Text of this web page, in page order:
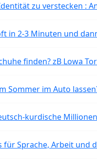
zu verstecken :
in 2-3 Minuten und
finden? zB Lowa
Sommer im Auto
kurdische
für Sprache, Arbeit und